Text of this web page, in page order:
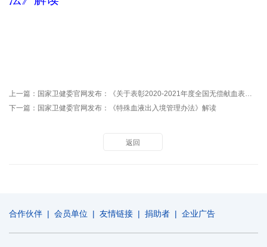
上一篇： 国家卫健委官网发布：《关于表彰2020-2021年度全国无偿献血表彰奖励获奖者的决定》解读
下一篇： 国家卫健委官网发布：《特殊血液出入境管理办法》解读
返回
合作伙伴 | 会员单位 | 友情链接 | 捐助者 | 企业广告